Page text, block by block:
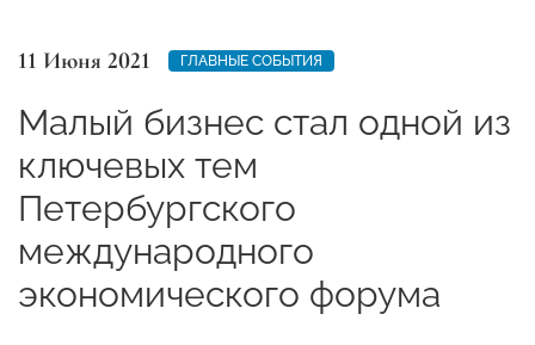
11 Июня 2021 ГЛАВНЫЕ СОБЫТИЯ
Малый бизнес стал одной из
ключевых тем
Петербургского
международного
экономического форума